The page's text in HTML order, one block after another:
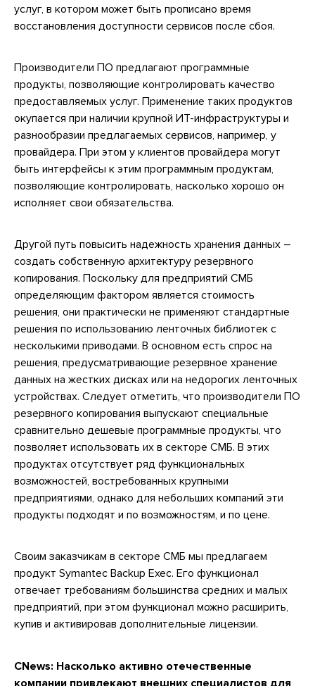
услуг, в котором может быть прописано время
восстановления доступности сервисов после сбоя.
Производители ПО предлагают программные
продукты, позволяющие контролировать качество
предоставляемых услуг. Применение таких продуктов
окупается при наличии крупной ИТ-инфраструктуры и
разнообразии предлагаемых сервисов, например, у
провайдера. При этом у клиентов провайдера могут
быть интерфейсы к этим программным продуктам,
позволяющие контролировать, насколько хорошо он
исполняет свои обязательства.
Другой путь повысить надежность хранения данных –
создать собственную архитектуру резервного
копирования. Поскольку для предприятий СМБ
определяющим фактором является стоимость
решения, они практически не применяют стандартные
решения по использованию ленточных библиотек с
несколькими приводами. В основном есть спрос на
решения, предусматривающие резервное хранение
данных на жестких дисках или на недорогих ленточных
устройствах. Следует отметить, что производители ПО
резервного копирования выпускают специальные
сравнительно дешевые программные продукты, что
позволяет использовать их в секторе СМБ. В этих
продуктах отсутствует ряд функциональных
возможностей, востребованных крупными
предприятиями, однако для небольших компаний эти
продукты подходят и по возможностям, и по цене.
Своим заказчикам в секторе СМБ мы предлагаем
продукт Symantec Backup Exec. Его функционал
отвечает требованиям большинства средних и малых
предприятий, при этом функционал можно расширить,
купив и активировав дополнительные лицензии.
CNews: Насколько активно отечественные
компании привлекают внешних специалистов для